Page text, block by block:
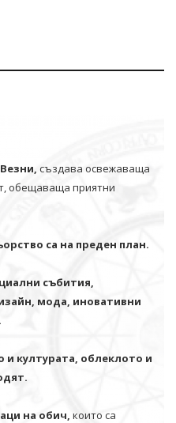
създава освежаваща
обещаваща приятни
са на преден план.
събития,
мода, иновативни
и културата, облеклото и
на обич, които са